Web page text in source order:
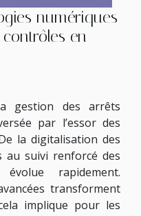
numériques
en
gestion des arrêts
par l’essor des
la digitalisation des
au suivi renforcé des
rapidement.
transforment
implique pour les